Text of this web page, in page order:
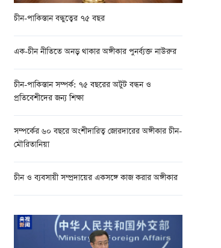
চীন-পাকিস্তান বন্ধুত্বের ৭৫ বছর
এক-চীন নীতিতে অনড় থাকার অঙ্গীকার পুনর্ব্যক্ত নাউরুর
চীন-পাকিস্তান সম্পর্ক: ৭৫ বছরের অটুট বন্ধন ও
প্রতিবেশীদের জন্য শিক্ষা
সম্পর্কের ৬০ বছরে অংশীদারিত্ব জোরদারের অঙ্গীকার চীন-
মৌরিতানিয়া
চীন ও ব্যবসায়ী সম্প্রদায়ের একসঙ্গে কাজ করার অঙ্গীকার